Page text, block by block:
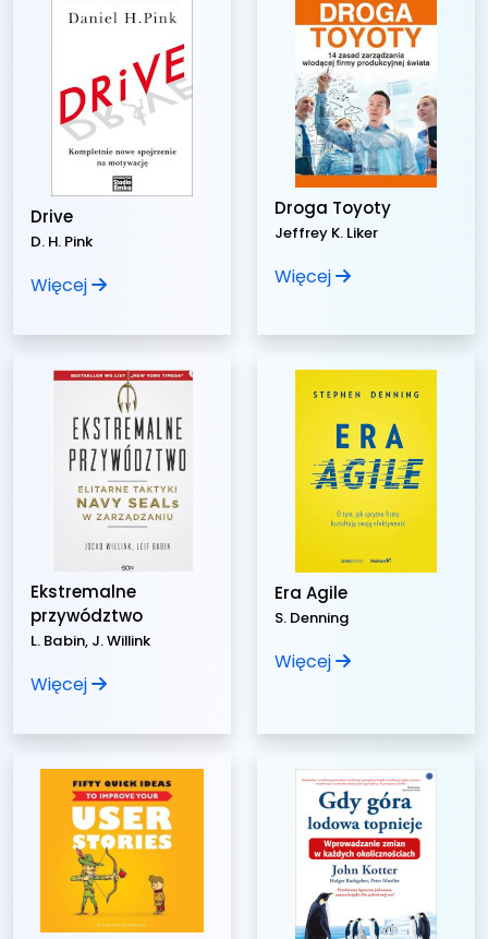
Drive
D. H. Pink
Więcej
Droga Toyoty
Jeffrey K. Liker
Więcej
Ekstremalne
przywództwo
L. Babin, J. Willink
Więcej
Era Agile
S. Denning
Więcej